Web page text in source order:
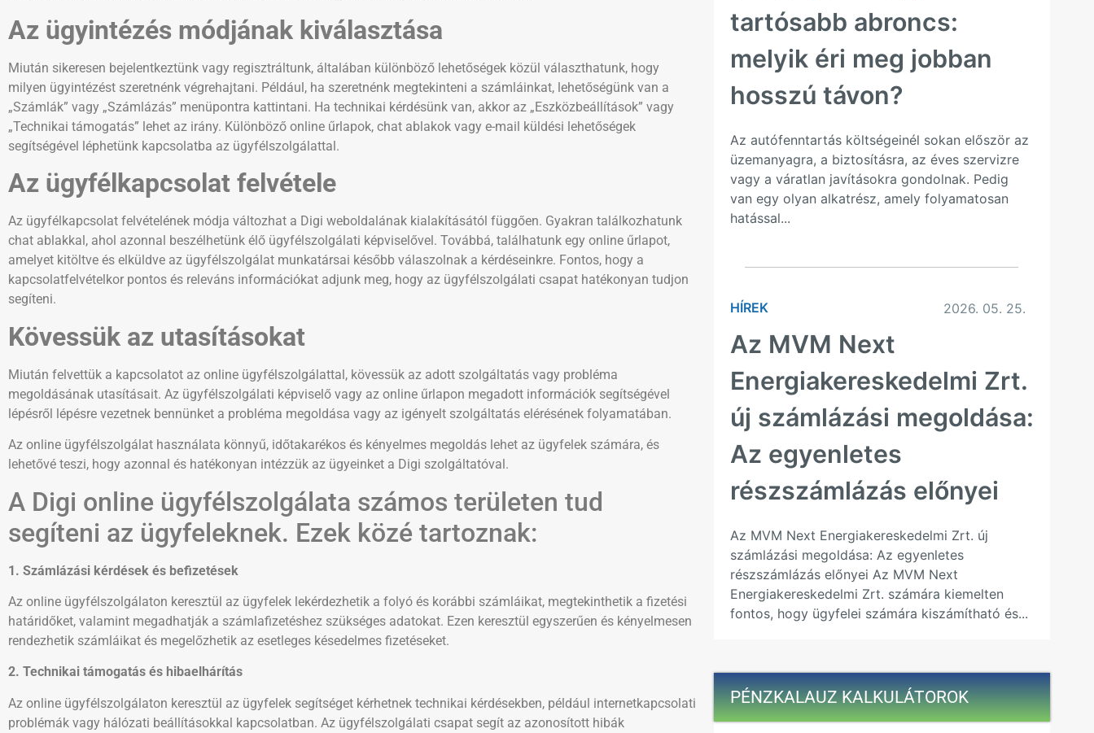
Az ügyintézés módjának kiválasztása
Miután sikeresen bejelentkeztünk vagy regisztráltunk, általában különböző lehetőségek közül választhatunk, hogy
milyen ügyintézést szeretnénk végrehajtani. Például, ha szeretnénk megtekinteni a számláinkat, lehetőségünk van a
„Számlák” vagy „Számlázás” menüpontra kattintani. Ha technikai kérdésünk van, akkor az „Eszközbeállítások” vagy
„Technikai támogatás” lehet az irány. Különböző online űrlapok, chat ablakok vagy e-mail küldési lehetőségek
segítségével léphetünk kapcsolatba az ügyfélszolgálattal.
Az ügyfélkapcsolat felvétele
Az ügyfélkapcsolat felvételének módja változhat a Digi weboldalának kialakításától függően. Gyakran találkozhatunk
chat ablakkal, ahol azonnal beszélhetünk élő ügyfélszolgálati képviselővel. Továbbá, találhatunk egy online űrlapot,
amelyet kitöltve és elküldve az ügyfélszolgálat munkatársai később válaszolnak a kérdéseinkre. Fontos, hogy a
kapcsolatfelvételkor pontos és releváns információkat adjunk meg, hogy az ügyfélszolgálati csapat hatékonyan tudjon
segíteni.
Kövessük az utasításokat
Miután felvettük a kapcsolatot az online ügyfélszolgálattal, kövessük az adott szolgáltatás vagy probléma
megoldásának utasításait. Az ügyfélszolgálati képviselő vagy az online űrlapon megadott információk segítségével
lépésről lépésre vezetnek bennünket a probléma megoldása vagy az igényelt szolgáltatás elérésének folyamatában.
Az online ügyfélszolgálat használata könnyű, időtakarékos és kényelmes megoldás lehet az ügyfelek számára, és
lehetővé teszi, hogy azonnal és hatékonyan intézzük az ügyeinket a Digi szolgáltatóval.
A Digi online ügyfélszolgálata számos területen tud
segíteni az ügyfeleknek. Ezek közé tartoznak:
1. Számlázási kérdések és befizetések
Az online ügyfélszolgálaton keresztül az ügyfelek lekérdezhetik a folyó és korábbi számláikat, megtekinthetik a fizetési
határidőket, valamint megadhatják a számlafizetéshez szükséges adatokat. Ezen keresztül egyszerűen és kényelmesen
rendezhetik számláikat és megelőzhetik az esetleges késedelmes fizetéseket.
2. Technikai támogatás és hibaelhárítás
Az online ügyfélszolgálaton keresztül az ügyfelek segítséget kérhetnek technikai kérdésekben, például internetkapcsolati
problémák vagy hálózati beállításokkal kapcsolatban. Az ügyfélszolgálati csapat segít az azonosított hibák
tartósabb abroncs:
melyik éri meg jobban
hosszú távon?
Az autófenntartás költségeinél sokan először az
üzemanyagra, a biztosításra, az éves szervizre
vagy a váratlan javításokra gondolnak. Pedig
van egy olyan alkatrész, amely folyamatosan
hatással...
HÍREK 2026. 05. 25.
Az MVM Next
Energiakereskedelmi Zrt.
új számlázási megoldása:
Az egyenletes
részszámlázás előnyei
Az MVM Next Energiakereskedelmi Zrt. új
számlázási megoldása: Az egyenletes
részszámlázás előnyei Az MVM Next
Energiakereskedelmi Zrt. számára kiemelten
fontos, hogy ügyfelei számára kiszámítható és...
PÉNZKALAUZ KALKULÁTOROK